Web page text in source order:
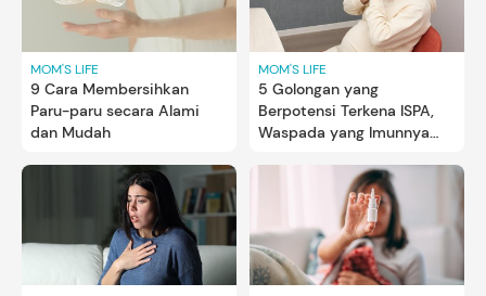
MOM'S LIFE
9 Cara Membersihkan
Paru-paru secara Alami
dan Mudah
MOM'S LIFE
5 Golongan yang
Berpotensi Terkena ISPA,
Waspada yang Imunnya